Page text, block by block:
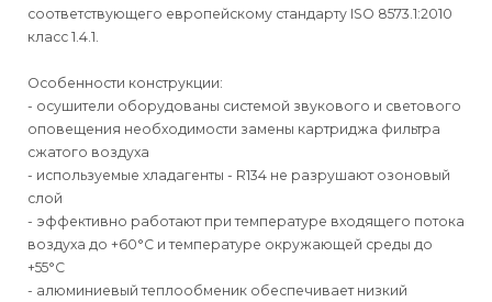
соответствующего европейскому стандарту ISO 8573.1:2010
класс 1.4.1.
Особенности конструкции:
- осушители оборудованы системой звукового и светового
оповещения необходимости замены картриджа фильтра
сжатого воздуха
- используемые хладагенты - R134 не разрушают озоновый
слой
- эффективно работают при температуре входящего потока
воздуха до +60°С и температуре окружающей среды до
+55°С
- алюминиевый теплообменик обеспечивает низкий